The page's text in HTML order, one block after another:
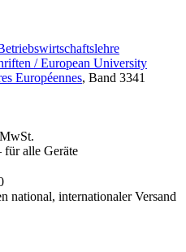
/ European University
Européennes, Band 3341
alle Geräte
national, internationaler Versand